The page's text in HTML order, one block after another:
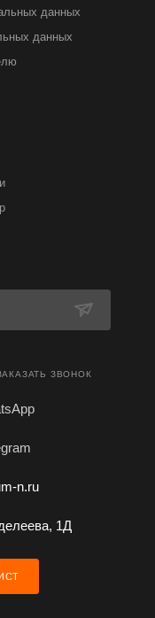
данных
данных
ЗВОНОК
n.ru
1Д